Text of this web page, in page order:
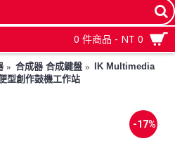
0 件商品 - NT 0
合成器 合成鍵盤
IK Multimedia
型創作鼓機工作站
-17%